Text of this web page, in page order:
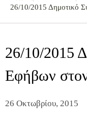
26/10/2015 Δημοτικό
26/10/2015
Εφήβων
26 Οκτωβρίου, 2015